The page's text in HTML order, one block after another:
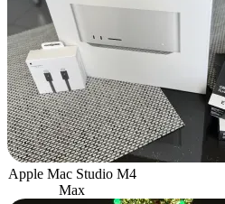
Apple Mac Studio M4
Max